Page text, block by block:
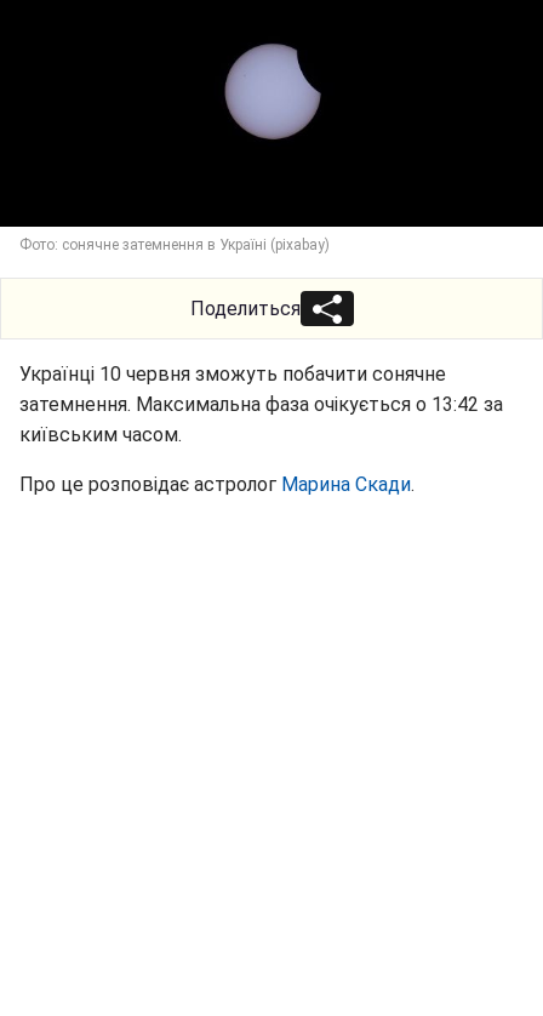
Фото: сонячне затемнення в Україні (pixabay)
Поделиться
Українці 10 червня зможуть побачити сонячне
затемнення. Максимальна фаза очікується о 13:42 за
київським часом.
Про це розповідає астролог Марина Скади.